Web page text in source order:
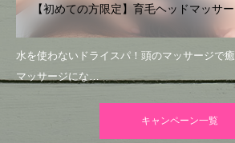
【初めての方限定】育毛ヘッドマッサ
水を使わないドライスパ！頭のマッサージで
マッサージにな…
キャンペーン一覧